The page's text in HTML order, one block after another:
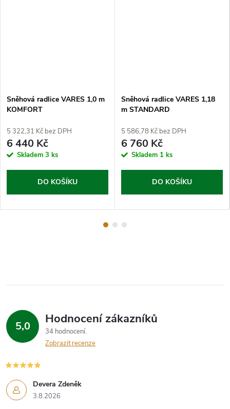
Sněhová radlice VARES 1,0 m
KOMFORT
5 322,31 Kč bez DPH
6 440 Kč
Skladem 3 ks
DO KOŠÍKU
Sněhová radlice VARES 1,18
m STANDARD
5 586,78 Kč bez DPH
6 760 Kč
Skladem 1 ks
DO KOŠÍKU
5,0 Hodnocení zákazníků
34 hodnocení
Zobrazit recenze
Devera Zdeněk
3.8.2026